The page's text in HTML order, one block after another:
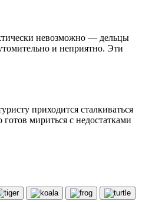
невозможно — дельцы
и неприятно. Эти
приходится сталкиваться
мириться с недостатками